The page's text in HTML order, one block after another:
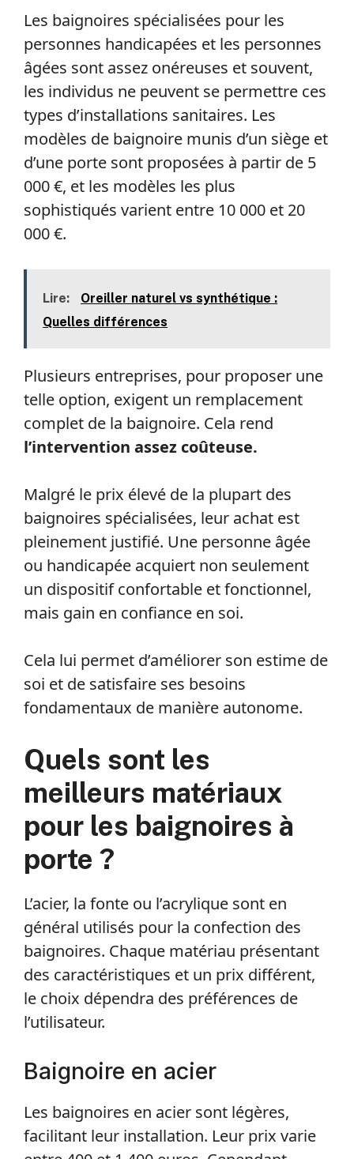
Les baignoires spécialisées pour les
personnes handicapées et les personnes
âgées sont assez onéreuses et souvent,
les individus ne peuvent se permettre ces
types d’installations sanitaires. Les
modèles de baignoire munis d’un siège et
d’une porte sont proposées à partir de 5
000 €, et les modèles les plus
sophistiqués varient entre 10 000 et 20
000 €.
Lire:
Oreiller naturel vs synthétique :
Quelles différences
Plusieurs entreprises, pour proposer une
telle option, exigent un remplacement
complet de la baignoire. Cela rend
l’intervention assez coûteuse.
Malgré le prix élevé de la plupart des
baignoires spécialisées, leur achat est
pleinement justifié. Une personne âgée
ou handicapée acquiert non seulement
un dispositif confortable et fonctionnel,
mais gain en confiance en soi.
Cela lui permet d’améliorer son estime de
soi et de satisfaire ses besoins
fondamentaux de manière autonome.
Quels sont les
meilleurs matériaux
pour les baignoires à
porte ?
L’acier, la fonte ou l’acrylique sont en
général utilisés pour la confection des
baignoires. Chaque matériau présentant
des caractéristiques et un prix différent,
le choix dépendra des préférences de
l’utilisateur.
Baignoire en acier
Les baignoires en acier sont légères,
facilitant leur installation. Leur prix varie